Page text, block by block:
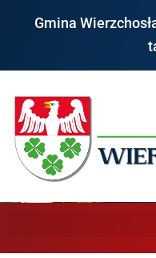
Gmina